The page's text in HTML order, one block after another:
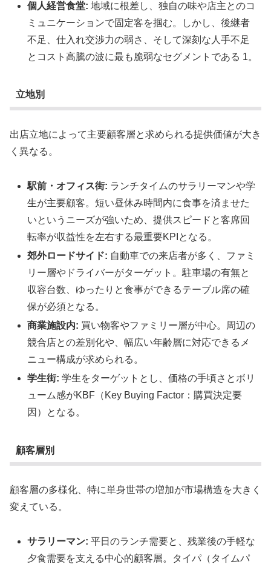
個人経営食堂: 地域に根差し、独自の味や店主とのコ
ミュニケーションで固定客を掴む。しかし、後継者
不足、仕入れ交渉力の弱さ、そして深刻な人手不足
とコスト高騰の波に最も脆弱なセグメントである 1。
立地別
出店立地によって主要顧客層と求められる提供価値が大き
く異なる。
駅前・オフィス街: ランチタイムのサラリーマンや学
生が主要顧客。短い昼休み時間内に食事を済ませた
いというニーズが強いため、提供スピードと客席回
転率が収益性を左右する最重要KPIとなる。
郊外ロードサイド: 自動車での来店者が多く、ファミ
リー層やドライバーがターゲット。駐車場の有無と
収容台数、ゆったりと食事ができるテーブル席の確
保が必須となる。
商業施設内: 買い物客やファミリー層が中心。周辺の
競合店との差別化や、幅広い年齢層に対応できるメ
ニュー構成が求められる。
学生街: 学生をターゲットとし、価格の手頃さとボリ
ューム感がKBF（Key Buying Factor：購買決定要
因）となる。
顧客層別
顧客層の多様化、特に単身世帯の増加が市場構造を大きく
変えている。
サラリーマン: 平日のランチ需要と、残業後の手軽な
夕食需要を支える中心的顧客層。タイパ（タイムパ